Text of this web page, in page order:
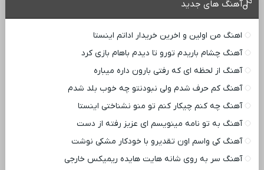
آهنگ های جدید
اهنگ من اولین و اخرین خریدار اداتم اینستا
آهنگ چشام باریدم تورو تا دیدم باهام بازی کرد
آهنگ از لحظه ای که رفتی بارون داره میباره
آهنگ کم حرف شدم ولی نبودنتو چه خوب بلد شدم
آهنگ چه کنم چیکار کنم تو منو نشناختی اینستا
آهنگ به تو نامه مینویسم ای عزیز رفته از دست
آهنگ کی واسم اون تقدیرو با خودکار مشکی نوشت
آهنگ سر به روی شانه هایت هایده ریمیکس خارجی